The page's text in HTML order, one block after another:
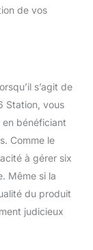
de vos
s’agit de
Station, vous
bénéficiant
Comme le
à gérer six
Même si la
du produit
judicieux